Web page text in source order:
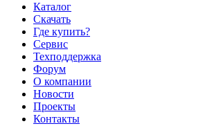
Каталог
Скачать
Где купить?
Сервис
Техподдержка
Форум
О компании
Новости
Проекты
Контакты